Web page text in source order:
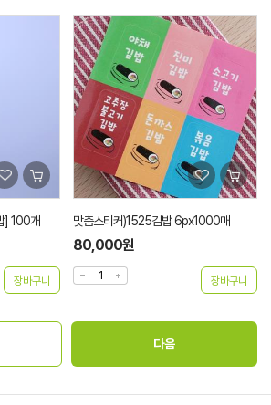
] 100개 맞춤스티커)1525김밥 6px1000매
80,000원